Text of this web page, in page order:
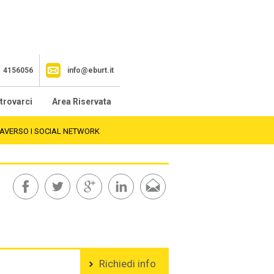
4156056 info@eburt.it
trovarci Area Riservata
I SOCIAL NETWORK
Richiedi info